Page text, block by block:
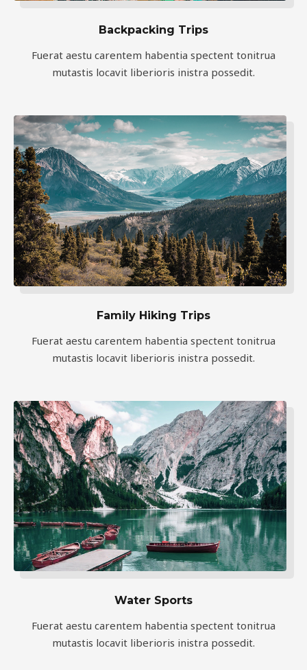
Backpacking Trips
Fuerat aestu carentem habentia spectent tonitrua
mutastis locavit liberioris inistra possedit.
Family Hiking Trips
Fuerat aestu carentem habentia spectent tonitrua
mutastis locavit liberioris inistra possedit.
Water Sports
Fuerat aestu carentem habentia spectent tonitrua
mutastis locavit liberioris inistra possedit.